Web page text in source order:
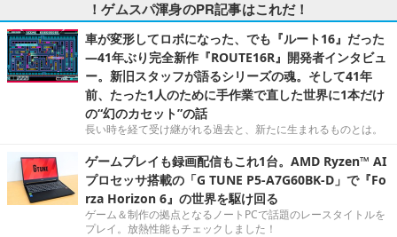
！ゲムスパ渾身のPR記事はこれだ！
車が変形してロボになった、でも『ルート16』だった
―41年ぶり完全新作『ROUTE16R』開発者インタビュ
ー。新旧スタッフが語るシリーズの魂。そして41年
前、たった1人のために手作業で直した世界に1本だけ
の“幻のカセット”の話
長い時を経て受け継がれる過去と、新たに生まれるものとは。
ゲームプレイも録画配信もこれ1台。AMD Ryzen™ AI
プロセッサ搭載の「G TUNE P5-A7G60BK-D」で『Fo
rza Horizon 6』の世界を駆け回る
ゲーム＆制作の拠点となるノートPCで話題のレースタイトルを
プレイ。放熱性能もチェックしました！